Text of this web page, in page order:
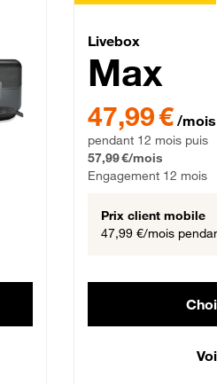
Engagement 12 mois
Livebox
Livebox
Max
47,99 € par mois
47,99 € /mois
pendant 12 mois puis
57,99 €/mois
Engagement 12 mois
Prix client mobile
47,99 €/mois